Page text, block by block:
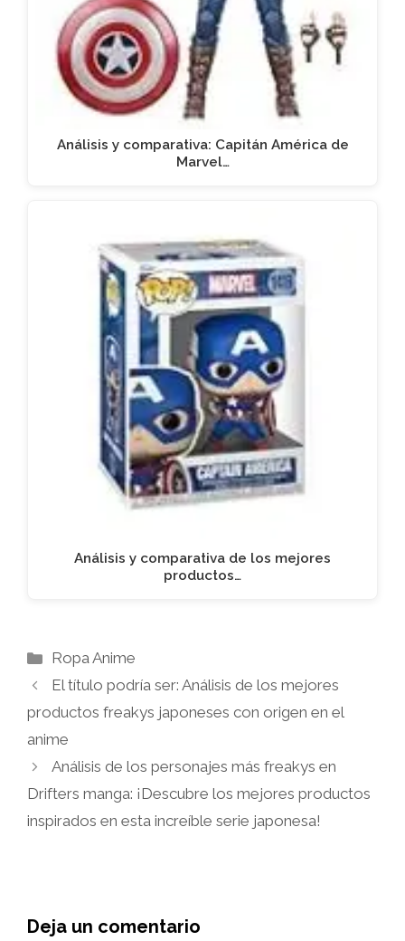
Análisis y comparativa: Capitán América de
Marvel…
Análisis y comparativa de los mejores
productos…
Categorías
Ropa Anime
El título podría ser: Análisis de los mejores
productos freakys japoneses con origen en el
anime
Análisis de los personajes más freakys en
Drifters manga: ¡Descubre los mejores productos
inspirados en esta increíble serie japonesa!
Deja un comentario